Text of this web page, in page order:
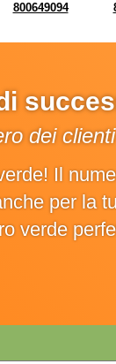
800649094
dei clienti
Il
per la
verde